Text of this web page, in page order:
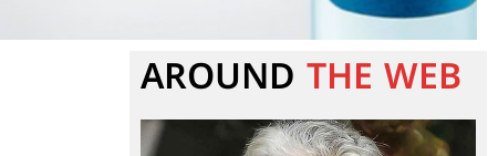
AROUND THE WEB